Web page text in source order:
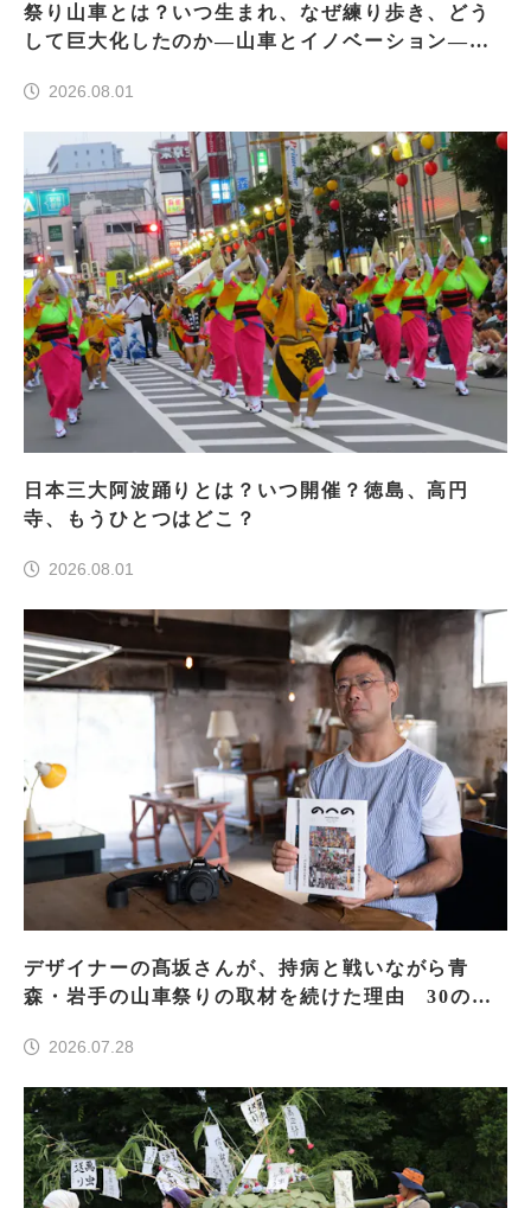
祭り山車とは？いつ生まれ、なぜ練り歩き、どう
して巨大化したのか―山車とイノベーション―＜
2026.08.01
日本三大阿波踊りとは？いつ開催？徳島、高円
寺、もうひとつはどこ？
2026.08.01
デザイナーの髙坂さんが、持病と戦いながら青
森・岩手の山車祭りの取材を続けた理由 30の山
2026.07.28